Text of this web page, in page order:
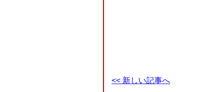
<< 新しい記事へ